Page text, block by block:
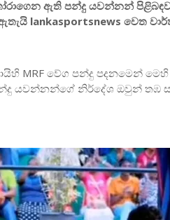
ඇති පන්දු යවන්නන්
lankasportsnews වෙත
MRF වේග පන්දු පදනමෙන්
යවන්නන්ගේ නිර්දේශ ඔවුන් තඹ